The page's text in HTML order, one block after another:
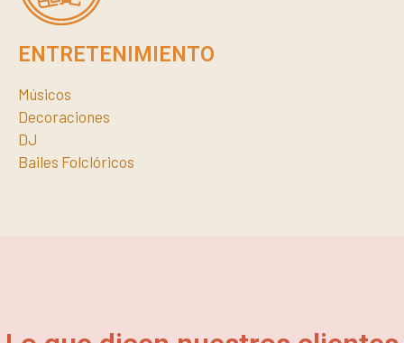
ENTRETENIMIENTO
Músicos
Decoraciones
DJ
Bailes Folclóricos